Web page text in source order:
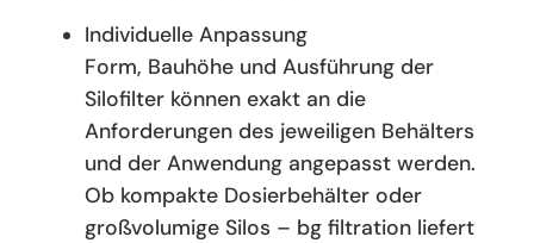
Individuelle Anpassung
Form, Bauhöhe und Ausführung der
Silofilter können exakt an die
Anforderungen des jeweiligen Behälters
und der Anwendung angepasst werden.
Ob kompakte Dosierbehälter oder
großvolumige Silos – bg filtration liefert